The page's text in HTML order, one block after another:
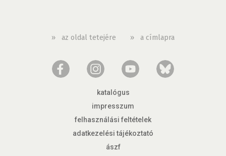
» az oldal tetejére » a címlapra
katalógus
impresszum
felhasználási feltételek
adatkezelési tájékoztató
ászf